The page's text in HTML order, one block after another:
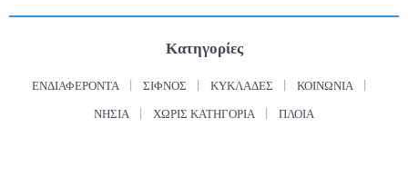
Κατηγορίες
ΕΝΔΙΑΦΈΡΟΝΤΑ ΣΊΦΝΟΣ ΚΥΚΛΆΔΕΣ ΚΟΙΝΩΝΊΑ
ΝΗΣΙΆ ΧΩΡΊΣ ΚΑΤΗΓΟΡΊΑ ΠΛΟΊΑ